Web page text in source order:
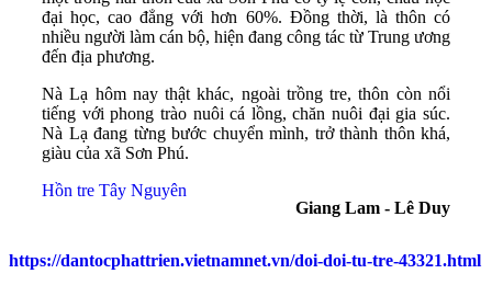
đại học, cao đẳng với hơn 60%. Đồng thời, là thôn có
nhiều người làm cán bộ, hiện đang công tác từ Trung ương
đến địa phương.
Nà Lạ hôm nay thật khác, ngoài trồng tre, thôn còn nổi
tiếng với phong trào nuôi cá lồng, chăn nuôi đại gia súc.
Nà Lạ đang từng bước chuyển mình, trở thành thôn khá,
giàu của xã Sơn Phú.
Hồn tre Tây Nguyên
Giang Lam - Lê Duy
https://dantocphattrien.vietnamnet.vn/doi-doi-tu-tre-43321.html